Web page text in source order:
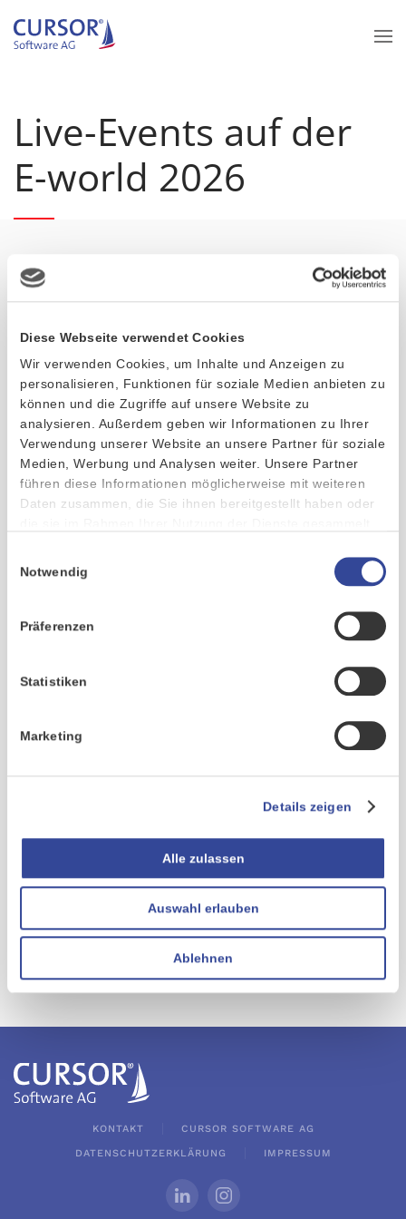
Diese Webseite verwendet Cookies
Wir verwenden Cookies, um Inhalte und Anzeigen zu
personalisieren, Funktionen für soziale Medien anbieten zu
können und die Zugriffe auf unsere Website zu
analysieren. Außerdem geben wir Informationen zu Ihrer
Verwendung unserer Website an unsere Partner für soziale
Medien, Werbung und Analysen weiter. Unsere Partner
führen diese Informationen möglicherweise mit weiteren
Daten zusammen, die Sie ihnen bereitgestellt haben oder
Notwendig
Präferenzen
Statistiken
Marketing
Details zeigen
Alle zulassen
Auswahl erlauben
Ablehnen
Zum Hauptinhalt springen
Live-Events auf der
E-world 2026
10. Februar – After-Fair-Party
Der perfekte Abschluss des ersten Messetages findet am
Summerfeeling pur in die Essener Messehallen!
Es erwartet dich gutes Essen, reichlich kühle Drinks an
unserer exklusiven Cocktailbar und Wein direkt aus der
Toskana. Unser DJ garantiert gute Musik und genauso gute
Stimmung.
Start ist um 17:30 Uhr – vorbeischauen lohnt sich!
KONTAKT CURSOR SOFTWARE AG
DATENSCHUTZERKLÄRUNG IMPRESSUM